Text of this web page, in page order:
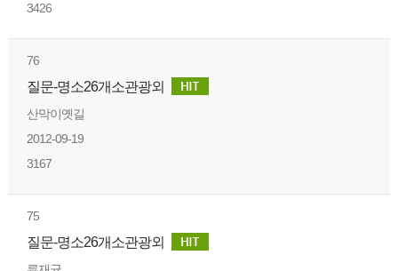
3426
76
질문-명소26개소관광외
산막이옛길
2012-09-19
3167
75
질문-명소26개소관광외